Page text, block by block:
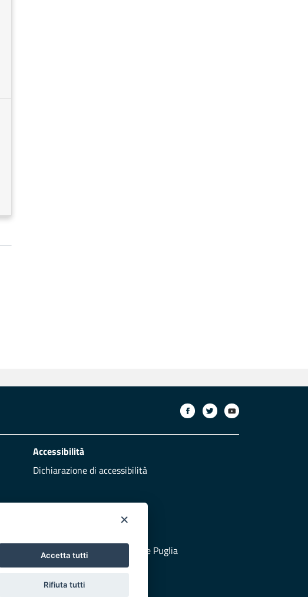
Accessibilità
Dichiarazione di accessibilità
Vai al sito di Protezione Civile Puglia
×
Accetta tutti
Rifiuta tutti